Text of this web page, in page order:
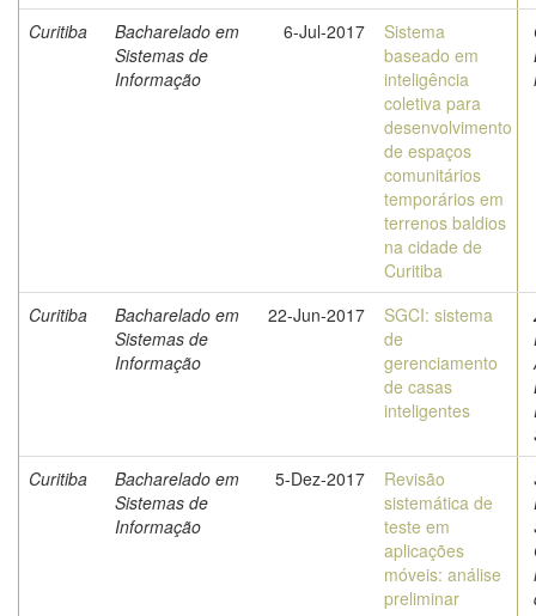
Curitiba
Bacharelado em
Sistemas de
Informação
6-Jul-2017
Sistema
baseado em
inteligência
coletiva para
desenvolvimento
de espaços
comunitários
temporários em
terrenos baldios
na cidade de
Curitiba
Curitiba
Bacharelado em
Sistemas de
Informação
22-Jun-2017
SGCI: sistema
de
gerenciamento
de casas
inteligentes
Curitiba
Bacharelado em
Sistemas de
Informação
5-Dez-2017
Revisão
sistemática de
teste em
aplicações
móveis: análise
preliminar